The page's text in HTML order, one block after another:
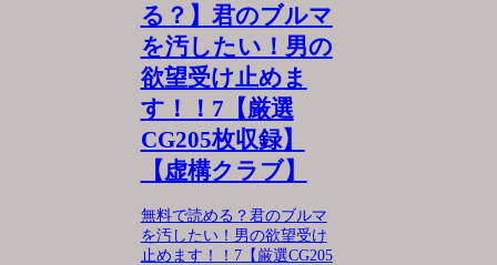
る？】君のブルマ
を汚したい！男の
欲望受け止めま
す！！7【厳選
CG205枚収録】
【虚構クラブ】
無料で読める？君のブルマ
を汚したい！男の欲望受け
止めます！！7【厳選CG205